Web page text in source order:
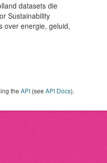
datasets die
Sustainability
over energie, geluid,
the API (see API Docs).